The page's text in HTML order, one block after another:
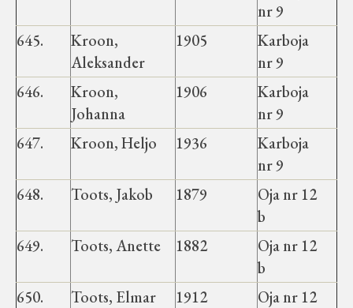
Koduleht on teoks saanud tänu Sillaotsa
Muuseumisõprade Seltsingu, Kohaliku
Omaalgatuse Programmi ja Märjamaa
nr 9
645.
Kroon,
Aleksander
1905
Karboja
nr 9
646.
Kroon,
Johanna
1906
Karboja
nr 9
647.
Kroon, Heljo 1936
Karboja
nr 9
648.
Toots, Jakob 1879
Oja nr 12
b
649.
Toots, Anette 1882
Oja nr 12
b
650.
Toots, Elmar 1912
Oja nr 12